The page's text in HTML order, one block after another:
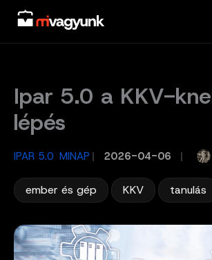
Skip
content
Ipar 5.0 a KKV-
lépés
IPAR 5.0 MINAP / 2026-04-06
ember és gép KKV tanulás